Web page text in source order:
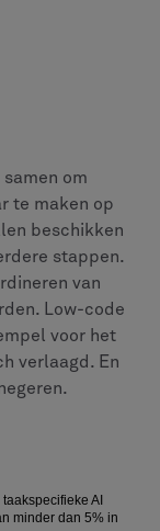
om
te maken op
beschikken
stappen.
van
Low-code
voor het
verlaagd. En
AI
minder dan 5% in